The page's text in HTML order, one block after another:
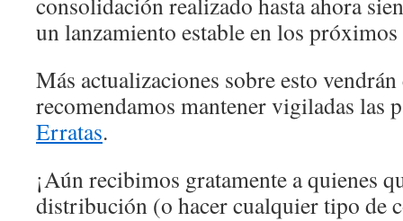
un lanzamiento estable en los próximos
Más actualizaciones sobre esto
recomendamos mantener vigiladas las
Erratas.
¡Aún recibimos gratamente a quienes
distribución (o hacer cualquier tipo de